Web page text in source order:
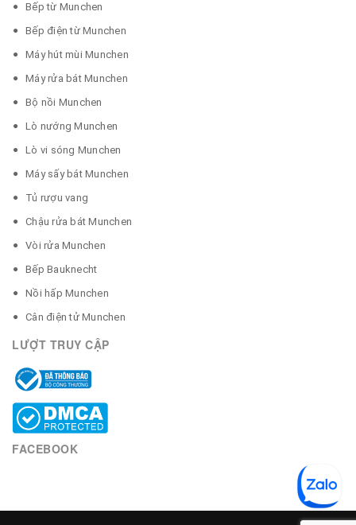
Bếp từ Munchen
Bếp điện từ Munchen
Máy hút mùi Munchen
Máy rửa bát Munchen
Bộ nồi Munchen
Lò nướng Munchen
Lò vi sóng Munchen
Máy sấy bát Munchen
Tủ rượu vang
Chậu rửa bát Munchen
Vòi rửa Munchen
Bếp Bauknecht
Nồi hấp Munchen
Cân điện tử Munchen
LƯỢT TRUY CẬP
FACEBOOK